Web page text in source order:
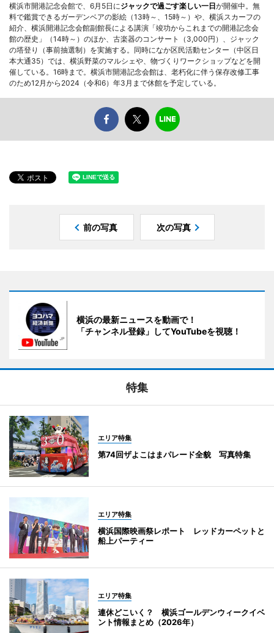
横浜市開港記念会館で、6月5日にジャックで過ごす楽しい一日が開催中。無
料で鑑賞できるガーデンベアの影絵（13時～、15時～）や、横浜スカーフの
紹介、横浜開港記念会館副館長による講演「竣功からこれまでの開港記念会
館の歴史」（14時～）のほか、古楽器のコンサート（3,000円）、ジャック
の塔登り（事前抽選制）を実施する。同時になか区民活動センター（中区日
本大通35）では、横浜野菜のマルシェや、物づくりワークショップなどを開
催している。16時まで。横浜市開港記念会館は、老朽化に伴う保存改修工事
のため12月から2024（令和6）年3月まで休館を予定している。
前の写真 次の写真
横浜の最新ニュースを動画で！
「チャンネル登録」してYouTubeを視聴！
特集
エリア特集
第74回ザよこはまパレード全貌 写真特集
エリア特集
横浜国際映画祭レポート レッドカーペットと
船上パーティー
エリア特集
連休どこいく？ 横浜ゴールデンウィークイベ
ント情報まとめ（2026年）